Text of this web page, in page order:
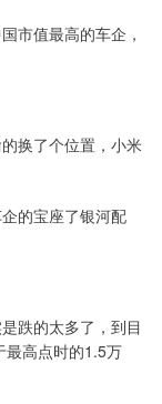
市值最高的车企，
换了个位置，小米
的宝座了银河配
跌的太多了，到目
最高点时的1.5万